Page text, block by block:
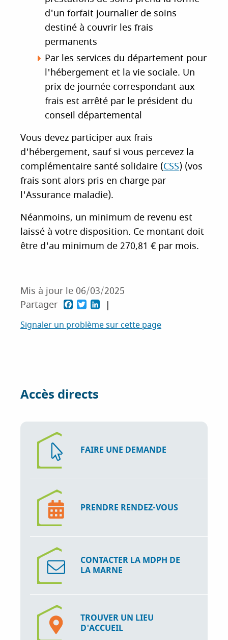
d'un forfait journalier de soins
destiné à couvrir les frais
permanents
Par les services du département pour
l'hébergement et la vie sociale. Un
prix de journée correspondant aux
frais est arrêté par le président du
conseil départemental
Vous devez participer aux frais
d'hébergement, sauf si vous percevez la
complémentaire santé solidaire (CSS) (vos
frais sont alors pris en charge par
l'Assurance maladie).
Néanmoins, un minimum de revenu est
laissé à votre disposition. Ce montant doit
être d'au minimum de 270,81 € par mois.
Mis à jour le 06/03/2025
Partager
F
a
o
o
k
T
w
e
r
L
i
n
Signaler un problème sur cette page
Accès directs
FAIRE UNE DEMANDE
PRENDRE RENDEZ-VOUS
CONTACTER LA MDPH DE
LA MARNE
TROUVER UN LIEU
D'ACCUEIL